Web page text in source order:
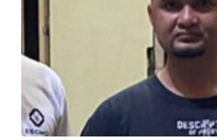
NUSANTARA
SERBA-
SERBI
Informasi